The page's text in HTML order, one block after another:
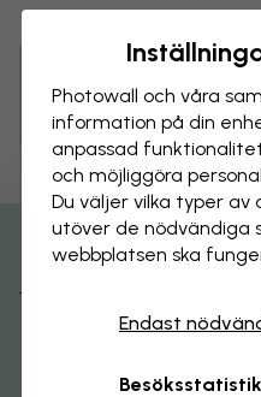
Ändringar
Storlek
Tips! Du kan klicka på
skriva
Photowall och våra
information på din
anpassad
och möjliggöra
Du väljer vilka typer
utöver de nödvändiga
webbplatsen ska
Endast
Besöksstatistik
Få 15% rabatt